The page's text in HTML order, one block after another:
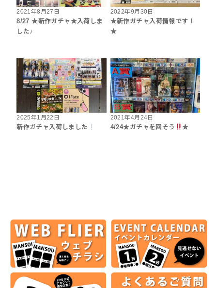
2021年8月27日
8/27 ★新作ガチャ★入荷しま
した♪
2022年9月30日
★新作ガチャ入荷情報です！
★
2025年1月22日
新作ガチャ入荷しました
2021年4月24日
4/24★ガチャを回そう
★